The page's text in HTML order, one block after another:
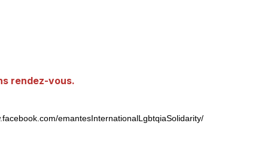
rendez-vous.
emantesInternationalLgbtqiaSolidarity/